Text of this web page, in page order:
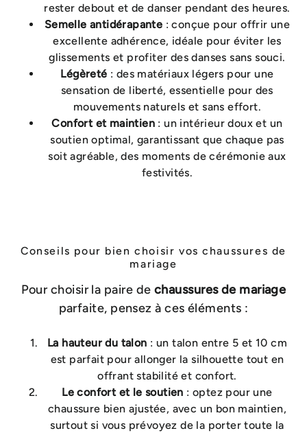
rester debout et de danser pendant des heures.
Semelle antidérapante : conçue pour offrir une
excellente adhérence, idéale pour éviter les
glissements et profiter des danses sans souci.
Légèreté : des matériaux légers pour une
sensation de liberté, essentielle pour des
mouvements naturels et sans effort.
Confort et maintien : un intérieur doux et un
soutien optimal, garantissant que chaque pas
soit agréable, des moments de cérémonie aux
festivités.
Conseils pour bien choisir vos chaussures de
mariage
Pour choisir la paire de chaussures de mariage
parfaite, pensez à ces éléments :
La hauteur du talon : un talon entre 5 et 10 cm
est parfait pour allonger la silhouette tout en
offrant stabilité et confort.
Le confort et le soutien : optez pour une
chaussure bien ajustée, avec un bon maintien,
surtout si vous prévoyez de la porter toute la